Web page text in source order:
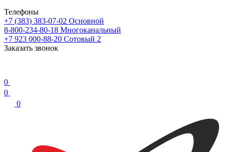
Телефоны
+7 (383) 383-07-02 Основной
8-800-234-80-18 Многоканальный
+7 923 000-88-20 Сотовый 2
Заказать звонок
0
0
0